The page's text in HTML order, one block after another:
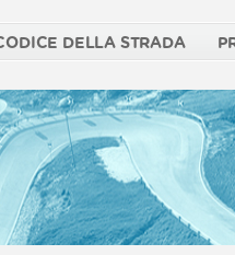
DELLA STRADA